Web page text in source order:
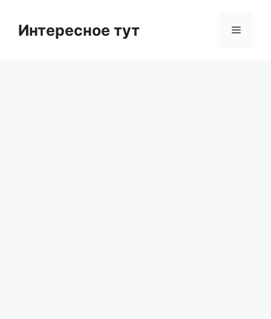
contentИнтересное тут Menu